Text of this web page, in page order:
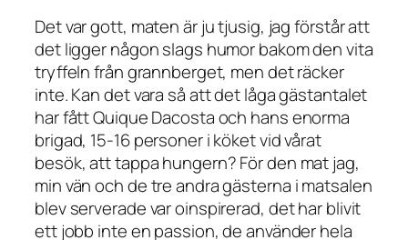
Det var gott, maten är ju tjusig, jag förstår att
det ligger någon slags humor bakom den vita
tryffeln från grannberget, men det räcker
inte. Kan det vara så att det låga gästantalet
har fått Quique Dacosta och hans enorma
brigad, 15-16 personer i köket vid vårat
besök, att tappa hungern? För den mat jag,
min vän och de tre andra gästerna i matsalen
blev serverade var oinspirerad, det har blivit
ett jobb inte en passion, de använder hela